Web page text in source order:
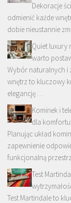
Dekoracje
odmienić każde
dobie nieustannie
Quiet luxury
warto
Wybór naturalnych i
wnętrz to kluczowy
elegancję …
Kominek i
dla
Planując układ
zapewnienie
funkcjonalną
Test
Test Martindale to